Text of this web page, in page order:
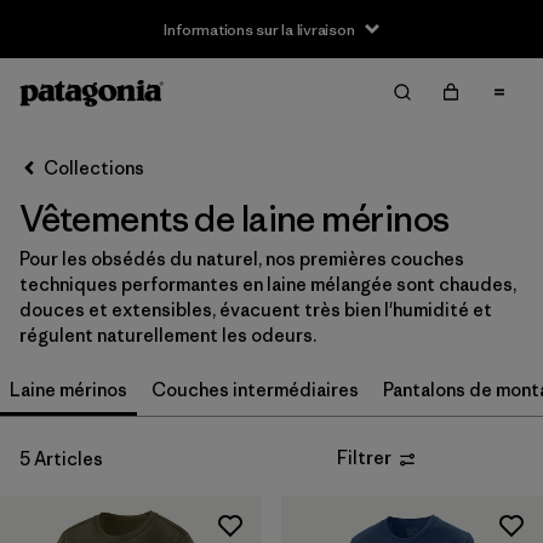
Informations sur la livraison
Filtrer par
Taille
S (4)
M (4)
L (4)
Collections
Vêtements de laine mérinos
Pour les obsédés du naturel, nos premières couches
techniques performantes en laine mélangée sont chaudes,
douces et extensibles, évacuent très bien l'humidité et
régulent naturellement les odeurs.
Laine mérinos Couches intermédiaires Pantalons de
5 Articles Filtrer